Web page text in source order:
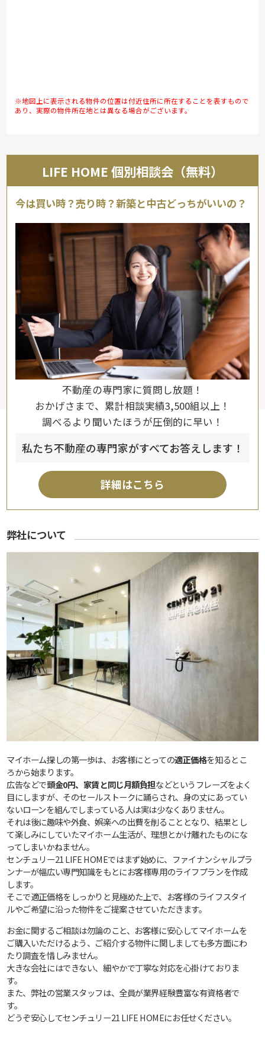
※地図上に表示される物件の位置は付近住所に所在することを表すもので
あり、実際の物件所在地とは異なる場合がございます。
LIFE HOME 個別相談会（無料）
今は買い時？売り時？新築と中古どっちがいいの？
不動産の専門家に質問し放題！
おかげさまで、累計相談実績3,500組以上！
調べるより聞いたほうが圧倒的に早い！
私たち不動産の専門家がすべてお答えします！
詳細はこちら
弊社について
マイホーム探しの第一歩は、お客様にとっての適正価格を知るとこ
ろから始まります。
広告などで頭金0円、家賃と同じ月額負担などというフレーズをよく
目にしますが、そのセールストークに踊らされ、身の丈にあってい
ないローンを組んでしまっている人は実は少なくありません。
それは後に趣味や外食、娯楽への出費を削ることとなり、結果とし
て楽しみにしていたマイホーム生活が、理想とかけ離れたものにな
ってしまいかねません。
センチュリー21 LIFE HOMEではまず始めに、ファイナンシャルプラ
ンナーが幅広い専門知識をもとにお客様専用のライフプランを作成
します。
そこで適正価格をしっかりと見極めた上で、お客様のライフスタイ
ルやご希望に沿った物件をご提案させていただきます。
お金に関するご相談は勿論のこと、お客様に安心してマイホームを
ご購入いただけるよう、ご紹介する物件に関しましても多方面にわ
たり調査を惜しみません。
大きな会社にはできない、細やかで丁寧な対応を心掛けておりま
す。
また、弊社の営業スタッフは、全員が業界経験豊富な有資格者で
す。
どうぞ安心してセンチュリー21 LIFE HOMEにお任せください。